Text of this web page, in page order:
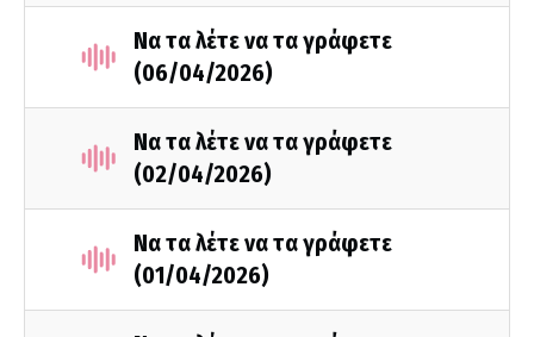
Να τα λέτε να τα γράφετε
(06/04/2026)
Να τα λέτε να τα γράφετε
(02/04/2026)
Να τα λέτε να τα γράφετε
(01/04/2026)